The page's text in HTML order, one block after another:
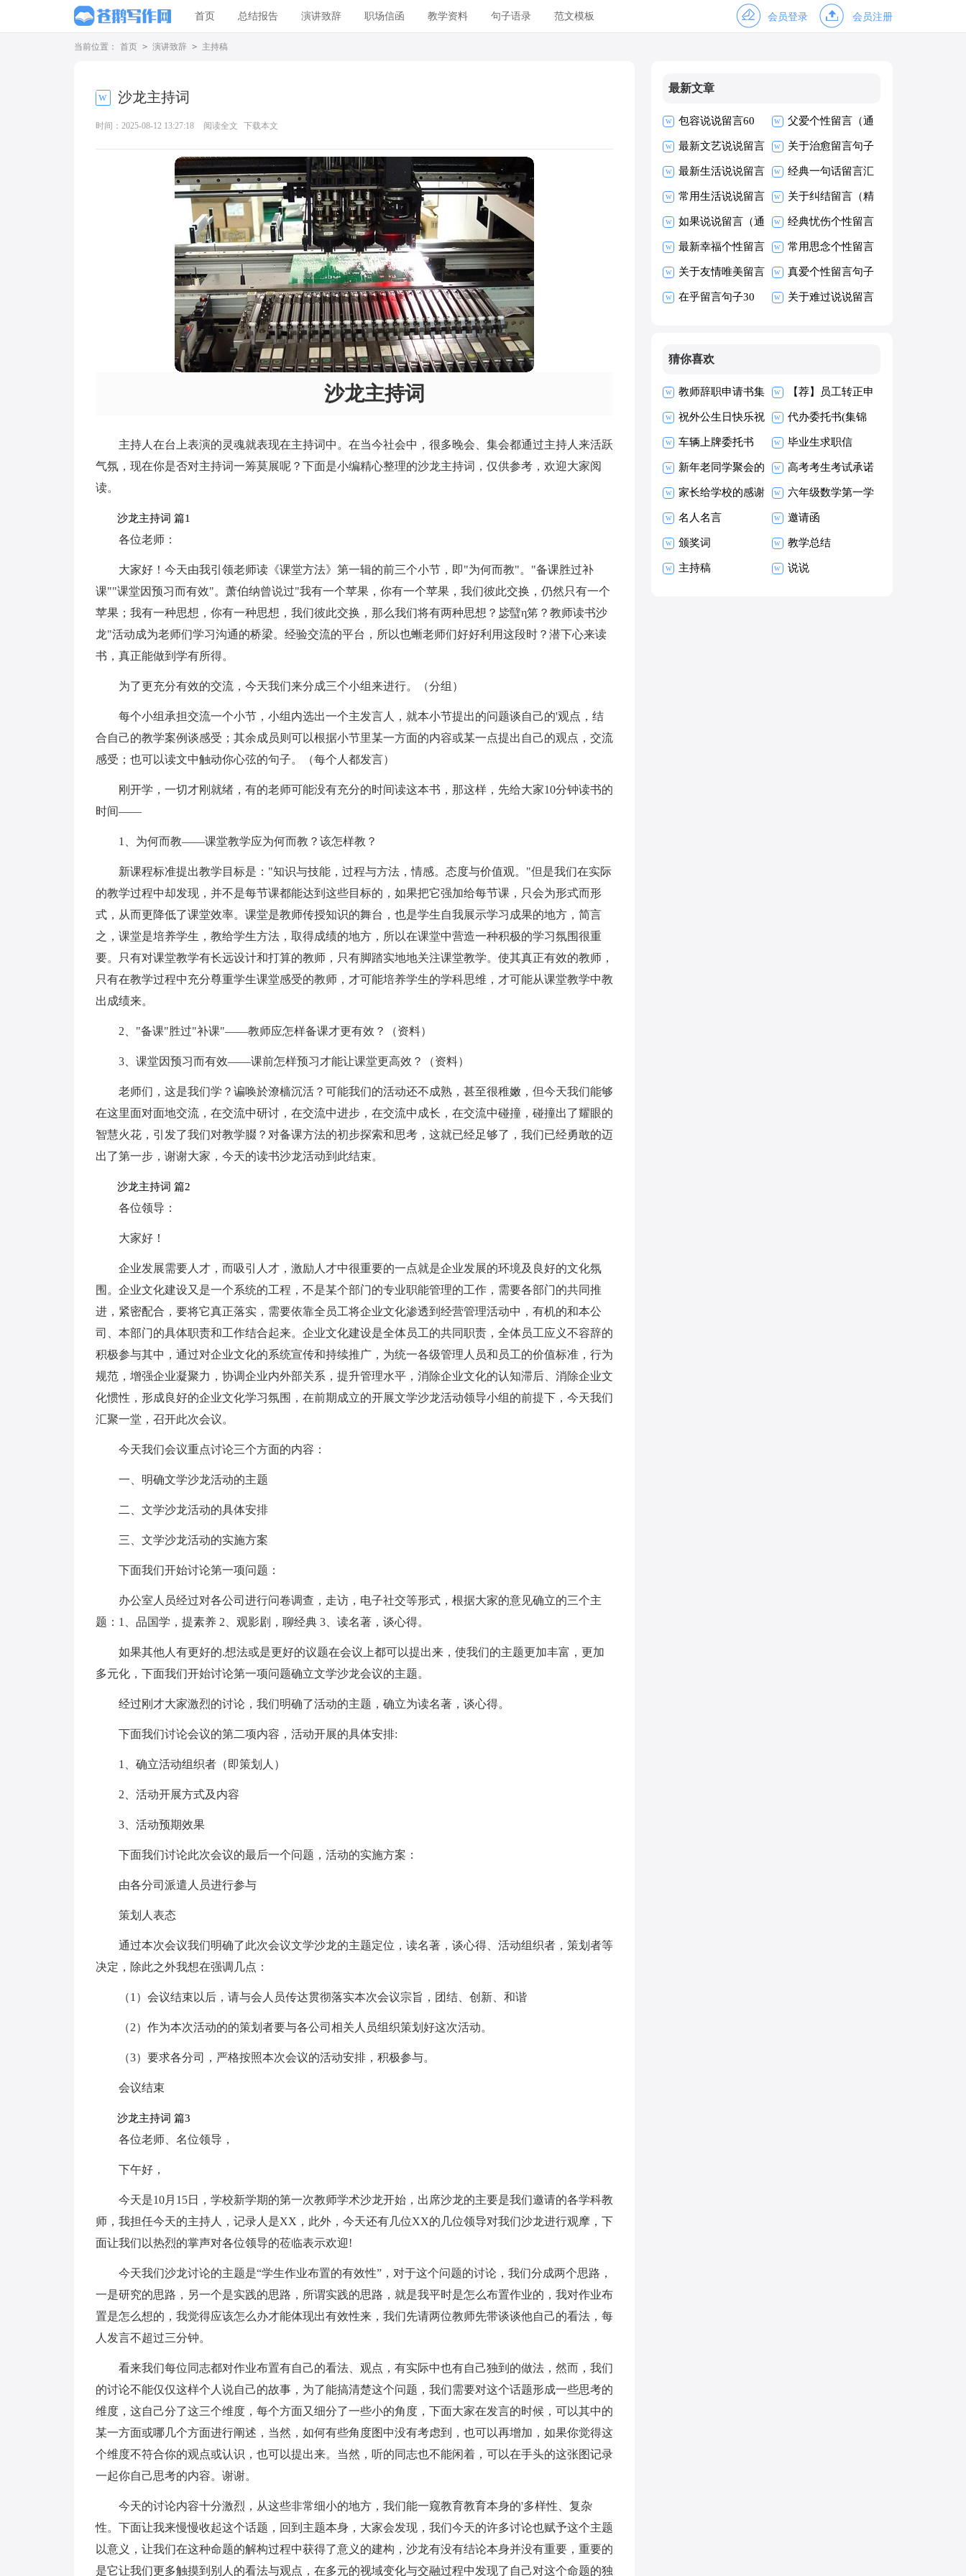
首页 总结报告 演讲致辞 职场信函 教学资料 句子语录 范文模板 会员登录 会员注册
当前位置： 首页 > 演讲致辞 > 主持稿
沙龙主持词
时间：2025-08-12 13:27:18 阅读全文 下载本文
沙龙主持词
主持人在台上表演的灵魂就表现在主持词中。在当今社会中，很多晚会、集会都通过主持人来活跃
气氛，现在你是否对主持词一筹莫展呢？下面是小编精心整理的沙龙主持词，仅供参考，欢迎大家阅
读。
沙龙主持词 篇1
各位老师：
大家好！今天由我引领老师读《课堂方法》第一辑的前三个小节，即"为何而教"。"备课胜过补
课""课堂因预习而有效"。萧伯纳曾说过"我有一个苹果，你有一个苹果，我们彼此交换，仍然只有一个
苹果；我有一种思想，你有一种思想，我们彼此交换，那么我们将有两种思想？毖蠥η笫？教师读书沙
龙"活动成为老师们学习沟通的桥梁。经验交流的平台，所以也螹老师们好好利用这段时？潜下心来读
书，真正能做到学有所得。
为了更充分有效的交流，今天我们来分成三个小组来进行。（分组）
每个小组承担交流一个小节，小组内选出一个主发言人，就本小节提出的问题谈自己的'观点，结
合自己的教学案例谈感受；其余成员则可以根据小节里某一方面的内容或某一点提出自己的观点，交流
感受；也可以读文中触动你心弦的句子。（每个人都发言）
刚开学，一切才刚就绪，有的老师可能没有充分的时间读这本书，那这样，先给大家10分钟读书的
时间——
1、为何而教——课堂教学应为何而教？该怎样教？
新课程标准提出教学目标是："知识与技能，过程与方法，情感。态度与价值观。"但是我们在实际
的教学过程中却发现，并不是每节课都能达到这些目标的，如果把它强加给每节课，只会为形式而形
式，从而更降低了课堂效率。课堂是教师传授知识的舞台，也是学生自我展示学习成果的地方，简言
之，课堂是培养学生，教给学生方法，取得成绩的地方，所以在课堂中营造一种积极的学习氛围很重
要。只有对课堂教学有长远设计和打算的教师，只有脚踏实地地关注课堂教学。使其真正有效的教师，
只有在教学过程中充分尊重学生课堂感受的教师，才可能培养学生的学科思维，才可能从课堂教学中教
出成绩来。
2、"备课"胜过"补课"——教师应怎样备课才更有效？（资料）
3、课堂因预习而有效——课前怎样预习才能让课堂更高效？（资料）
老师们，这是我们学？谝唤於潦樯沉活？可能我们的活动还不成熟，甚至很稚嫩，但今天我们能够
在这里面对面地交流，在交流中研讨，在交流中进步，在交流中成长，在交流中碰撞，碰撞出了耀眼的
智慧火花，引发了我们对教学腏？对备课方法的初步探索和思考，这就已经足够了，我们已经勇敢的迈
出了第一步，谢谢大家，今天的读书沙龙活动到此结束。
沙龙主持词 篇2
各位领导：
大家好！
企业发展需要人才，而吸引人才，激励人才中很重要的一点就是企业发展的环境及良好的文化氛
围。企业文化建设又是一个系统的工程，不是某个部门的专业职能管理的工作，需要各部门的共同推
进，紧密配合，要将它真正落实，需要依靠全员工将企业文化渗透到经营管理活动中，有机的和本公
司、本部门的具体职责和工作结合起来。企业文化建设是全体员工的共同职责，全体员工应义不容辞的
积极参与其中，通过对企业文化的系统宣传和持续推广，为统一各级管理人员和员工的价值标准，行为
规范，增强企业凝聚力，协调企业内外部关系，提升管理水平，消除企业文化的认知滞后、消除企业文
化惯性，形成良好的企业文化学习氛围，在前期成立的开展文学沙龙活动领导小组的前提下，今天我们
汇聚一堂，召开此次会议。
今天我们会议重点讨论三个方面的内容：
一、明确文学沙龙活动的主题
二、文学沙龙活动的具体安排
三、文学沙龙活动的实施方案
下面我们开始讨论第一项问题：
办公室人员经过对各公司进行问卷调查，走访，电子社交等形式，根据大家的意见确立的三个主
题：1、品国学，提素养 2、观影剧，聊经典 3、读名著，谈心得。
如果其他人有更好的.想法或是更好的议题在会议上都可以提出来，使我们的主题更加丰富，更加
多元化，下面我们开始讨论第一项问题确立文学沙龙会议的主题。
经过刚才大家激烈的讨论，我们明确了活动的主题，确立为读名著，谈心得。
下面我们讨论会议的第二项内容，活动开展的具体安排:
1、确立活动组织者（即策划人）
2、活动开展方式及内容
3、活动预期效果
下面我们讨论此次会议的最后一个问题，活动的实施方案：
由各分司派遣人员进行参与
策划人表态
通过本次会议我们明确了此次会议文学沙龙的主题定位，读名著，谈心得、活动组织者，策划者等
决定，除此之外我想在强调几点：
（1）会议结束以后，请与会人员传达贯彻落实本次会议宗旨，团结、创新、和谐
（2）作为本次活动的的策划者要与各公司相关人员组织策划好这次活动。
（3）要求各分司，严格按照本次会议的活动安排，积极参与。
会议结束
沙龙主持词 篇3
各位老师、名位领导，
下午好，
今天是10月15日，学校新学期的第一次教师学术沙龙开始，出席沙龙的主要是我们邀请的各学科教
师，我担任今天的主持人，记录人是XX，此外，今天还有几位XX的几位领导对我们沙龙进行观摩，下
面让我们以热烈的掌声对各位领导的莅临表示欢迎!
今天我们沙龙讨论的主题是“学生作业布置的有效性”，对于这个问题的讨论，我们分成两个思路，
一是研究的思路，另一个是实践的思路，所谓实践的思路，就是我平时是怎么布置作业的，我对作业布
置是怎么想的，我觉得应该怎么办才能体现出有效性来，我们先请两位教师先带谈谈他自己的看法，每
人发言不超过三分钟。
看来我们每位同志都对作业布置有自己的看法、观点，有实际中也有自己独到的做法，然而，我们
的讨论不能仅仅这样个人说自己的故事，为了能搞清楚这个问题，我们需要对这个话题形成一些思考的
维度，这自己分了这三个维度，每个方面又细分了一些小的角度，下面大家在发言的时候，可以其中的
某一方面或哪几个方面进行阐述，当然，如何有些角度图中没有考虑到，也可以再增加，如果你觉得这
个维度不符合你的观点或认识，也可以提出来。当然，听的同志也不能闲着，可以在手头的这张图记录
一起你自己思考的内容。谢谢。
今天的讨论内容十分激烈，从这些非常细小的地方，我们能一窥教育教育本身的'多样性、复杂
性。下面让我来慢慢收起这个话题，回到主题本身，大家会发现，我们今天的许多讨论也赋予这个主题
以意义，让我们在这种命题的解构过程中获得了意义的建构，沙龙有没有结论本身并没有重要，重要的
是它让我们更多触摸到别人的看法与观点，在多元的视域变化与交融过程中发现了自己对这个命题的独
最新文章
包容说说留言60
句精选
父爱个性留言（通
用50句）
最新文艺说说留言
汇总（通用90
句）
关于治愈留言句子
（精选40句）
最新生活说说留言
大全140句精选
经典一句话留言汇
总（精选60句）
常用生活说说留言
汇总（通用70
句）
关于纠结留言（精
选40句）
如果说说留言（通
用70句）
经典忧伤个性留言
90句
最新幸福个性留言
大全（精选200
句）
常用思念个性留言
大全60句精选
关于友情唯美留言
30句
真爱个性留言句子
大全60句
在乎留言句子30 关于难过说说留言
猜你喜欢
教师辞职申请书集
合15篇
【荐】员工转正申
请书
祝外公生日快乐祝
福语
代办委托书(集锦
15篇)
车辆上牌委托书 毕业生求职信
【热】
新年老同学聚会的
祝酒词
高考考生考试承诺
书15篇
家长给学校的感谢
信
六年级数学第一学
期教学工作总结
名人名言 邀请函
颁奖词 教学总结
主持稿 说说